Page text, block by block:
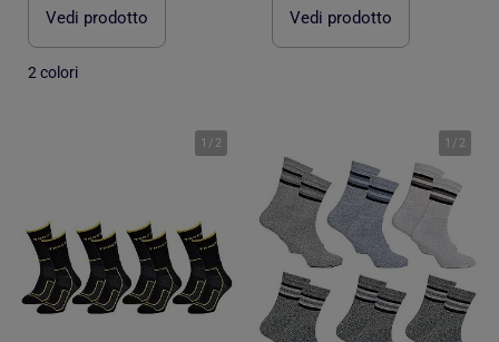
Vedi prodotto
2 colori
Vedi prodotto
1 / 2 1 / 2